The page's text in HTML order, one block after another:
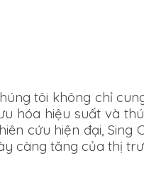
tôi không chỉ
hóa hiệu suất và
cứu hiện đại,
càng tăng của thị